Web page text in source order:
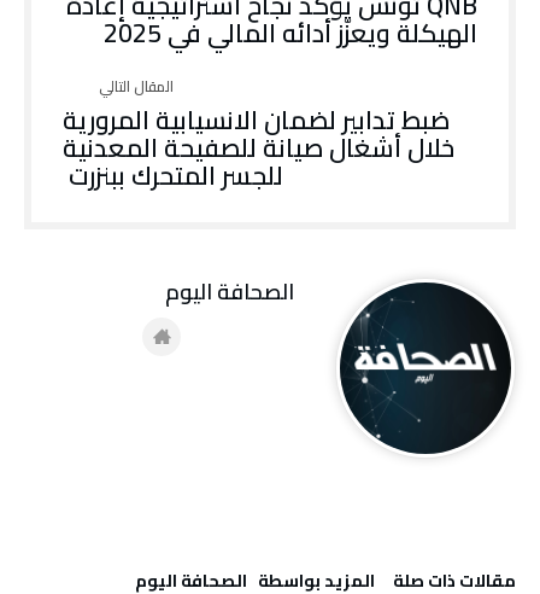
الهيكلة ويعزّز أدائه المالي في 2025
ضبط تدابير لضمان الانسيابية المرورية
خلال أشغال صيانة للصفيحة المعدنية
للجسر المتحرك ببنزرت
‫مقالات ذات صلة‬ ‫‫المزيد بواسطة‬ ‬ ‭ ‬الصحافة‭ ‬اليوم